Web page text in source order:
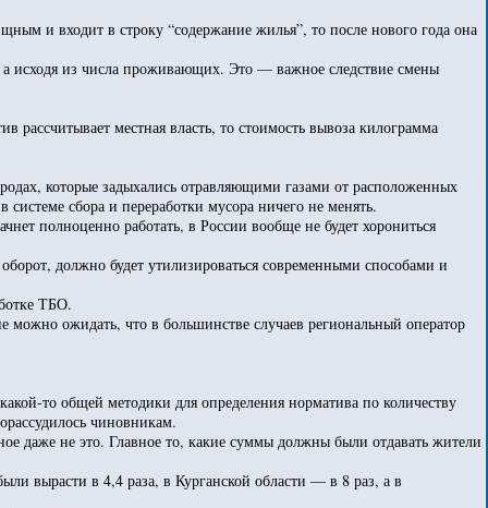
и входит в строку “содержание жилья”, то после нового года она
а исходя из числа проживающих. Это — важное следствие смены
местная власть, то стоимость вывоза килограмма
которые задыхались отравляющими газами от расположенных
системе сбора и переработки мусора ничего не менять.
полноценно работать, в России вообще не будет хорониться
должно будет утилизироваться современными способами и
ТБО.
ожидать, что в большинстве случаев региональный оператор
то общей методики для определения норматива по количеству
чиновникам.
даже не это. Главное то, какие суммы должны были отдавать жители
вырасти в 4,4 раза, в Курганской области — в 8 раз, а в